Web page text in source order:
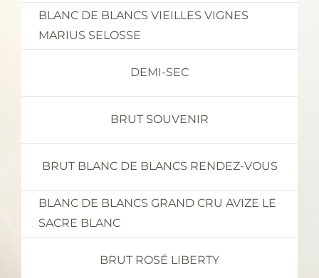
BLANC DE BLANCS VIEILLES VIGNES
MARIUS SELOSSE
DEMI-SEC
BRUT SOUVENIR
BRUT BLANC DE BLANCS RENDEZ-VOUS
BLANC DE BLANCS GRAND CRU AVIZE LE
SACRE BLANC
BRUT ROSÉ LIBERTY